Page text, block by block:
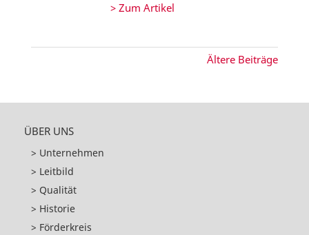
> Zum Artikel
Ältere Beiträge
ÜBER UNS
Unternehmen
Leitbild
Qualität
Historie
Förderkreis